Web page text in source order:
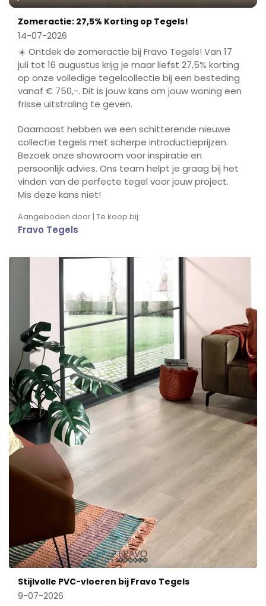
Play Mute
Zomeractie: 27,5% Korting op Tegels!
14-07-2026
☀️ Ontdek de zomeractie bij Fravo Tegels! Van 17
juli tot 16 augustus krijg je maar liefst 27,5% korting
op onze volledige tegelcollectie bij een besteding
vanaf € 750,-. Dit is jouw kans om jouw woning een
frisse uitstraling te geven.
Daarnaast hebben we een schitterende nieuwe
collectie tegels met scherpe introductieprijzen.
Bezoek onze showroom voor inspiratie en
persoonlijk advies. Ons team helpt je graag bij het
vinden van de perfecte tegel voor jouw project.
Mis deze kans niet!
Aangeboden door | Te koop bij:
Fravo Tegels
Stijlvolle PVC-vloeren bij Fravo Tegels
9-07-2026